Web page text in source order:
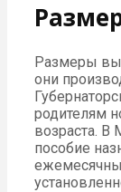
Размеры
они
родителям
возраста. В
пособие